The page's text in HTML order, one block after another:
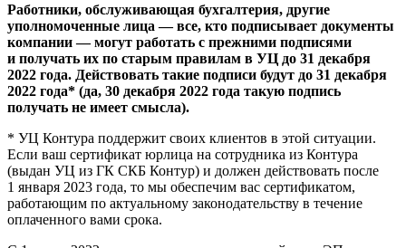
Работники, обслуживающая бухгалтерия, другие
уполномоченные лица — все, кто подписывает документы
компании — могут работать с прежними подписями
и получать их по старым правилам в УЦ до 31 декабря
2022 года. Действовать такие подписи будут до 31 декабря
2022 года* (да, 30 декабря 2022 года такую подпись
получать не имеет смысла).
* УЦ Контура поддержит своих клиентов в этой ситуации.
Если ваш сертификат юрлица на сотрудника из Контура
(выдан УЦ из ГК СКБ Контур) и должен действовать после
1 января 2023 года, то мы обеспечим вас сертификатом,
работающим по актуальному законодательству в течение
оплаченного вами срока.